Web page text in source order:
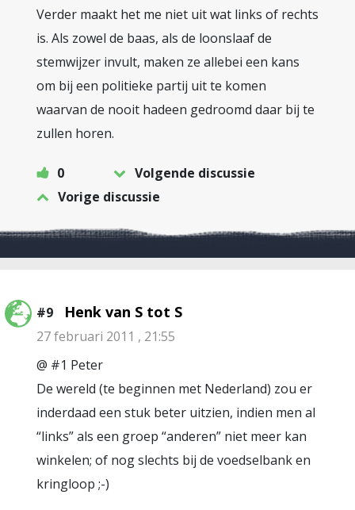
Verder maakt het me niet uit wat links of rechts
is. Als zowel de baas, als de loonslaaf de
stemwijzer invult, maken ze allebei een kans
om bij een politieke partij uit te komen
waarvan de nooit hadeen gedroomd daar bij te
zullen horen.
0
Volgende discussie
Vorige discussie
#9 Henk van S tot S
27 februari 2011 , 21:55
@ #1 Peter
De wereld (te beginnen met Nederland) zou er
inderdaad een stuk beter uitzien, indien men al
“links” als een groep “anderen” niet meer kan
winkelen; of nog slechts bij de voedselbank en
kringloop ;-)